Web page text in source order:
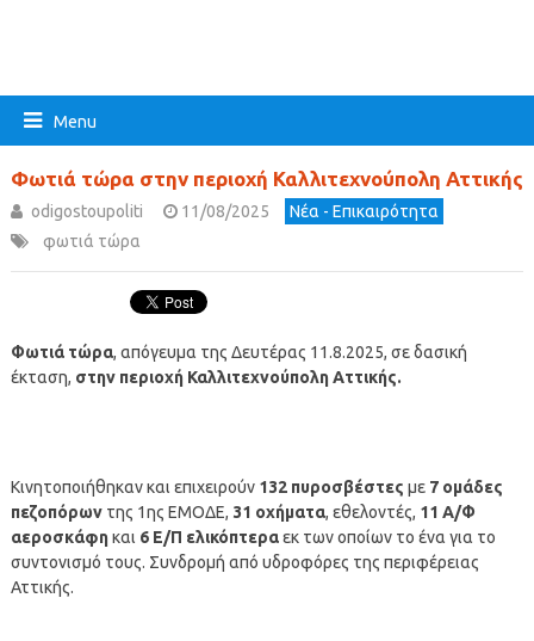
Menu
Φωτιά τώρα στην περιοχή Καλλιτεχνούπολη Αττικής
odigostoupoliti 11/08/2025
Νέα - Επικαιρότητα
φωτιά τώρα
Φωτιά τώρα, απόγευμα της Δευτέρας 11.8.2025, σε δασική
έκταση, στην περιοχή Καλλιτεχνούπολη Αττικής.
Κινητοποιήθηκαν και επιχειρούν 132 πυροσβέστες με 7 ομάδες
πεζοπόρωντης 1ης ΕΜΟΔΕ, 31 οχήματα, εθελοντές, 11 Α/Φ
αεροσκάφηκαι 6 Ε/Π ελικόπτεραεκ των οποίων το ένα για το
συντονισμό τους. Συνδρομή από υδροφόρες της περιφέρειας
Αττικής.